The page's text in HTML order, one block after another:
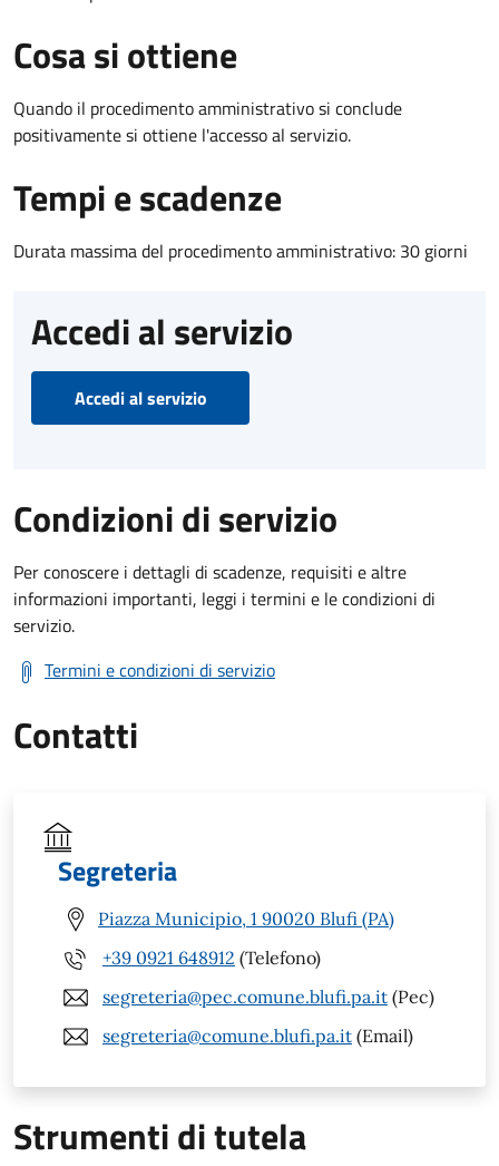
Cosa si ottiene
Quando il procedimento amministrativo si conclude
positivamente si ottiene l'accesso al servizio.
Tempi e scadenze
Durata massima del procedimento amministrativo: 30 giorni
Accedi al servizio
Accedi al servizio
Condizioni di servizio
Per conoscere i dettagli di scadenze, requisiti e altre
informazioni importanti, leggi i termini e le condizioni di
servizio.
Termini e condizioni di servizio
Contatti
Segreteria
Piazza Municipio, 1 90020 Blufi (PA)
+39 0921 648912 (Telefono)
segreteria@pec.comune.blufi.pa.it (Pec)
segreteria@comune.blufi.pa.it (Email)
Strumenti di tutela